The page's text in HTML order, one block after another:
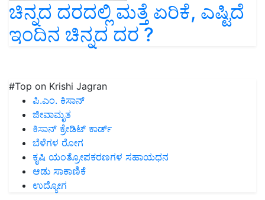
ಚಿನ್ನದ ದರದಲ್ಲಿ ಮತ್ತೆ ಏರಿಕೆ, ಎಷ್ಟಿದೆ
ಇಂದಿನ ಚಿನ್ನದ ದರ ?
#Top on Krishi Jagran
ಪಿ.ಎಂ. ಕಿಸಾನ್
ಜೀವಾಮೃತ
ಕಿಸಾನ್ ಕ್ರೇಡಿಟ್ ಕಾರ್ಡ್
ಬೆಳೆಗಳ ರೋಗ
ಕೃಷಿ ಯಂತ್ರೋಪಕರಣಗಳ ಸಹಾಯಧನ
ಆಡು ಸಾಕಾಣಿಕೆ
ಉದ್ಯೋಗ